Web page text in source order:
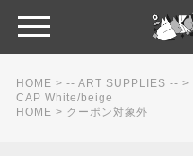
HOME > -- ART SUPPLIES -- >
CAP White/beige
HOME > クーポン対象外